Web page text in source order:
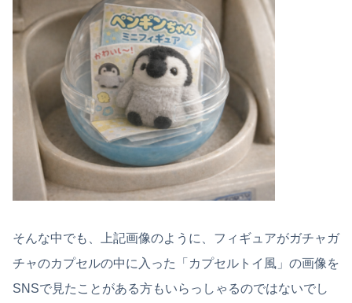
そんな中でも、上記画像のように、フィギュアがガチャガ
チャのカプセルの中に入った「カプセルトイ風」の画像を
SNSで見たことがある方もいらっしゃるのではないでし